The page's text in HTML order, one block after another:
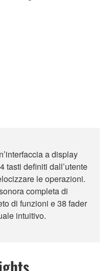
a display
tasti definiti dall’utente
le operazioni.
completa di
di funzioni e 38 fader
intuitivo.